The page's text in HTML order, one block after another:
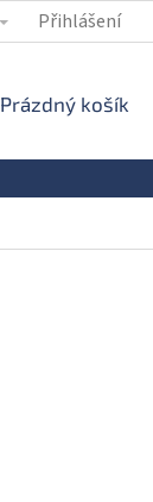
Přihlášení
NÁKUPNÍ
Prázdný košík